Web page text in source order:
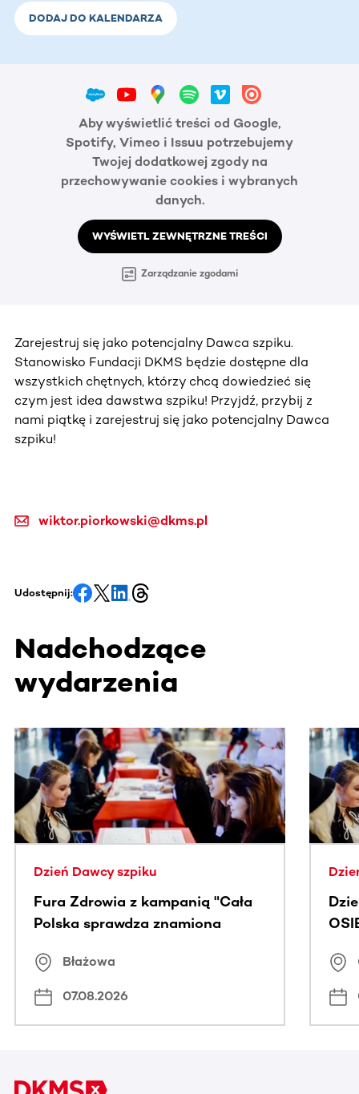
DODAJ DO KALENDARZA
Aby wyświetlić treści od Google,
Spotify, Vimeo i Issuu potrzebujemy
Twojej dodatkowej zgody na
przechowywanie cookies i wybranych
danych.
WYŚWIETL ZEWNĘTRZNE TREŚCI
Zarządzanie zgodami
Zarejestruj się jako potencjalny Dawca szpiku.
Stanowisko Fundacji DKMS będzie dostępne dla
wszystkich chętnych, którzy chcą dowiedzieć się
czym jest idea dawstwa szpiku! Przyjdź, przybij z
nami piątkę i zarejestruj się jako potencjalny Dawca
szpiku!
wiktor.piorkowski@dkms.pl
Udostępnij:
Nadchodzące
wydarzenia
Ta sekcja zawiera treści przewijane w poziomie. Użyj
Dzień Dawcy szpiku
Fura Zdrowia z kampanią "Cała
Polska sprawdza znamiona
Błażowa
07.08.2026